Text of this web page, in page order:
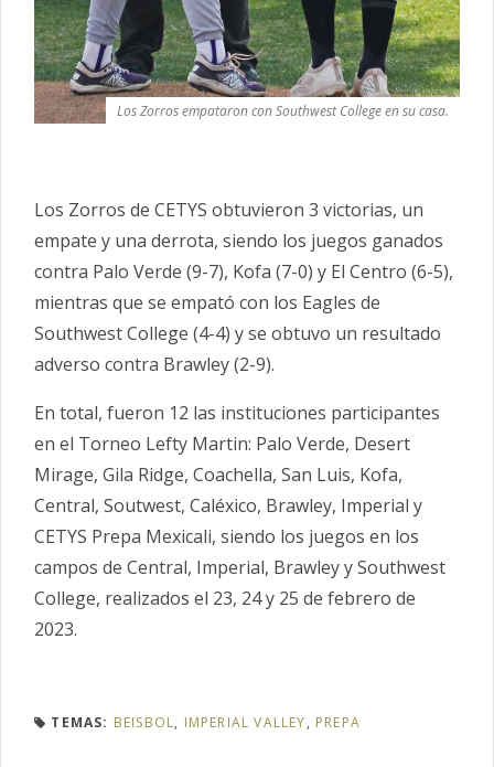
Los Zorros empataron con Southwest College en su casa.
Los Zorros de CETYS obtuvieron 3 victorias, un
empate y una derrota, siendo los juegos ganados
contra Palo Verde (9-7), Kofa (7-0) y El Centro (6-5),
mientras que se empató con los Eagles de
Southwest College (4-4) y se obtuvo un resultado
adverso contra Brawley (2-9).
En total, fueron 12 las instituciones participantes
en el Torneo Lefty Martin: Palo Verde, Desert
Mirage, Gila Ridge, Coachella, San Luis, Kofa,
Central, Soutwest, Caléxico, Brawley, Imperial y
CETYS Prepa Mexicali, siendo los juegos en los
campos de Central, Imperial, Brawley y Southwest
College, realizados el 23, 24 y 25 de febrero de
2023.
TEMAS: BEISBOL, IMPERIAL VALLEY, PREPA